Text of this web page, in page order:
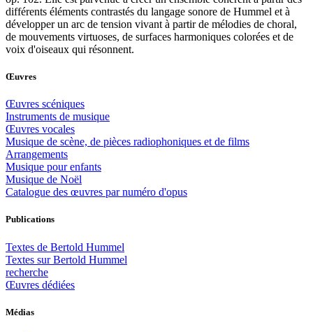
différents éléments contrastés du langage sonore de Hummel et à
développer un arc de tension vivant à partir de mélodies de choral,
de mouvements virtuoses, de surfaces harmoniques colorées et de
voix d'oiseaux qui résonnent.
Œuvres
Œuvres scéniques
Instruments de musique
Œuvres vocales
Musique de scène, de pièces radiophoniques et de films
Arrangements
Musique pour enfants
Musique de Noël
Catalogue des œuvres par numéro d'opus
Publications
Textes de Bertold Hummel
Textes sur Bertold Hummel
recherche
Œuvres dédiées
Médias